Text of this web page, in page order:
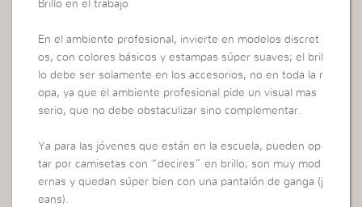
Brillo en el trabajo
En el ambiente profesional, invierte en modelos discret
os, con colores básicos y estampas súper suaves; el bril
lo debe ser solamente en los accesorios, no en toda la r
opa, ya que el ambiente profesional pide un visual mas
serio, que no debe obstaculizar sino complementar.
Ya para las jóvenes que están en la escuela, pueden op
tar por camisetas con “decires” en brillo; son muy mod
ernas y quedan súper bien con una pantalón de ganga (j
eans).